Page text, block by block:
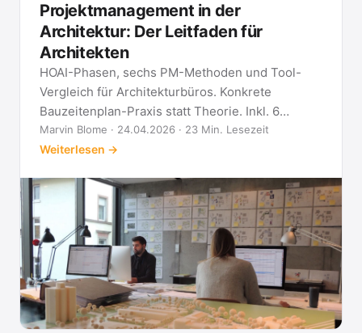
Projektmanagement in der
Architektur: Der Leitfaden für
Architekten
HOAI-Phasen, sechs PM-Methoden und Tool-
Vergleich für Architekturbüros. Konkrete
Bauzeitenplan-Praxis statt Theorie. Inkl. 6
Architekten-FAQ.
Marvin Blome · 24.04.2026 · 23 Min. Lesezeit
Weiterlesen →